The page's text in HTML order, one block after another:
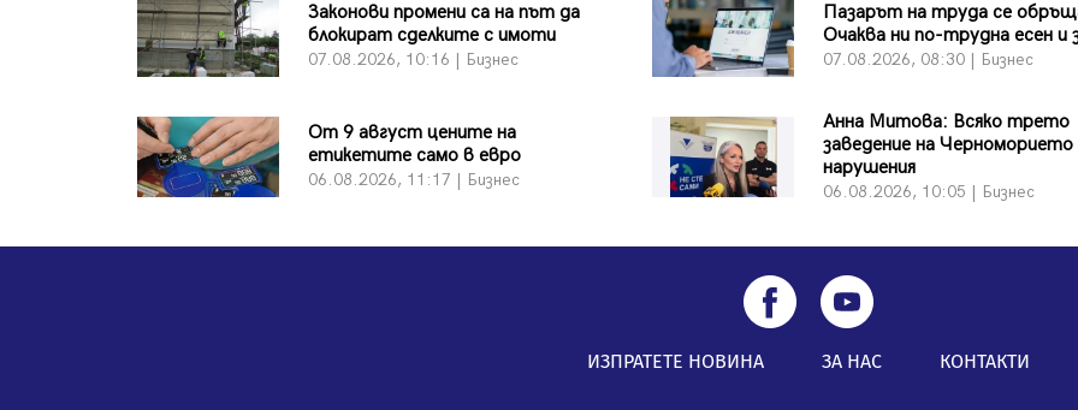
Законови промени са на път да
блокират сделките с имоти
07.08.2026, 10:16 | Бизнес
Пазарът на труда се
Очаква ни по-трудна есен и
07.08.2026, 08:30 | Бизнес
От 9 август цените на
етикетите само в евро
06.08.2026, 11:17 | Бизнес
Анна Митова: Всяко трето
заведение на Черноморието
нарушения
06.08.2026, 10:05 | Бизнес
ИЗПРАТЕТЕ НОВИНА ЗА НАС КОНТАКТИ